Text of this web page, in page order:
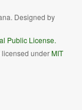
Designed by
Public License.
licensed underMIT